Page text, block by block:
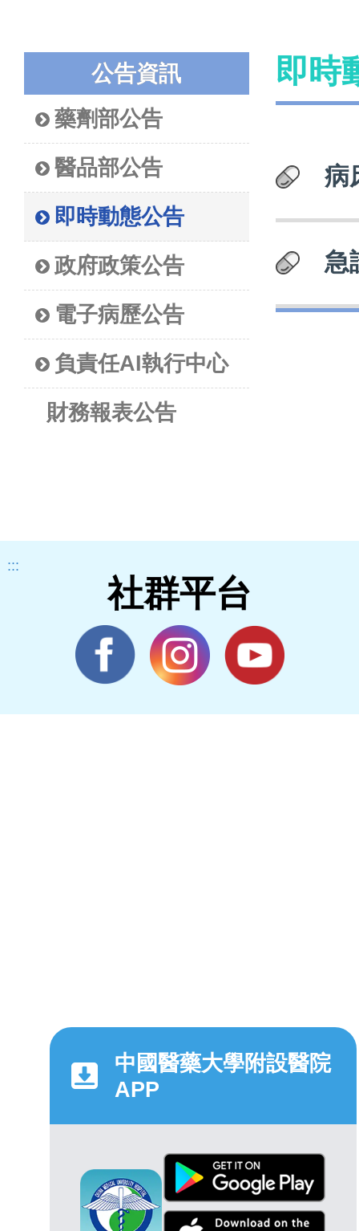
公告資訊
藥劑部公告
醫品部公告
即時動態公告
政府政策公告
電子病歷公告
負責任AI執行中心
財務報表公告
即時
病
急
:::
社群平台
中國醫藥大學附設醫院
APP